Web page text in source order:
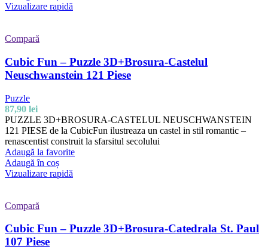
Vizualizare rapidă
Compară
Cubic Fun – Puzzle 3D+Brosura-Castelul
Neuschwanstein 121 Piese
Puzzle
87,90 lei
PUZZLE 3D+BROSURA-CASTELUL NEUSCHWANSTEIN
121 PIESE de la CubicFun ilustreaza un castel in stil romantic –
renascentist construit la sfarsitul secolului
Adaugă la favorite
Adaugă în coș
Vizualizare rapidă
Compară
Cubic Fun – Puzzle 3D+Brosura-Catedrala St. Paul
107 Piese